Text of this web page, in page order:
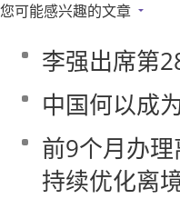
您可能感兴趣的文章
李强出席第
中国何以成
前9个月办
持续优化离